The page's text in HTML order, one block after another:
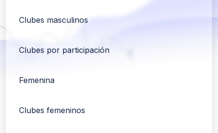
Clubes masculinos
Clubes por participación
Femenina
Clubes femeninos